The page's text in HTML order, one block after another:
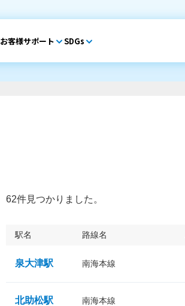
お客様サポート SDGs
62件見つかりました。
駅名 路線名
泉大津駅 南海本線
北助松駅 南海本線